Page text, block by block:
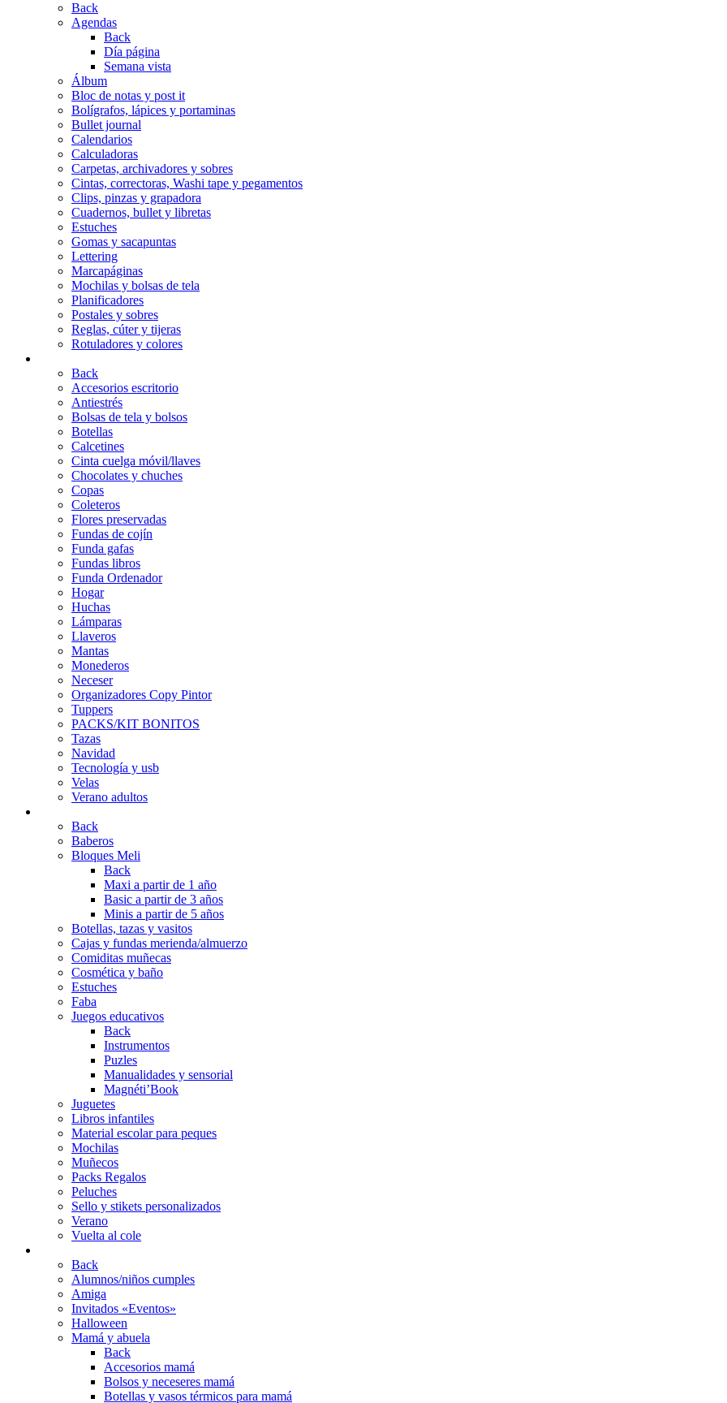
Back
Agendas
Back
Día página
Semana vista
Álbum
Bloc de notas y post it
Bolígrafos, lápices y portaminas
Bullet journal
Calendarios
Calculadoras
Carpetas, archivadores y sobres
Cintas, correctoras, Washi tape y pegamentos
Clips, pinzas y grapadora
Cuadernos, bullet y libretas
Estuches
Gomas y sacapuntas
Lettering
Marcapáginas
Mochilas y bolsas de tela
Planificadores
Postales y sobres
Reglas, cúter y tijeras
Rotuladores y colores
Back
Accesorios escritorio
Antiestrés
Bolsas de tela y bolsos
Botellas
Calcetines
Cinta cuelga móvil/llaves
Chocolates y chuches
Copas
Coleteros
Flores preservadas
Fundas de cojín
Funda gafas
Fundas libros
Funda Ordenador
Hogar
Huchas
Lámparas
Llaveros
Mantas
Monederos
Neceser
Organizadores Copy Pintor
Tuppers
PACKS/KIT BONITOS
Tazas
Navidad
Tecnología y usb
Velas
Verano adultos
Back
Baberos
Bloques Meli
Back
Maxi a partir de 1 año
Basic a partir de 3 años
Minis a partir de 5 años
Botellas, tazas y vasitos
Cajas y fundas merienda/almuerzo
Comiditas muñecas
Cosmética y baño
Estuches
Faba
Juegos educativos
Back
Instrumentos
Puzles
Manualidades y sensorial
Magnéti’Book
Juguetes
Libros infantiles
Material escolar para peques
Mochilas
Muñecos
Packs Regalos
Peluches
Sello y stikets personalizados
Verano
Vuelta al cole
Back
Alumnos/niños cumples
Amiga
Invitados «Eventos»
Halloween
Mamá y abuela
Back
Accesorios mamá
Bolsos y neceseres mamá
Botellas y vasos térmicos para mamá